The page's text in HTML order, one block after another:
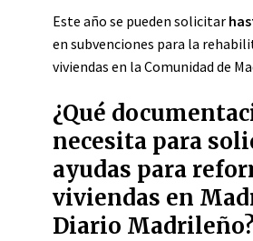
Este año se pueden solicitar
en subvenciones para la
viviendas en la Comunidad de
¿Qué
necesita para
ayudas para
viviendas en
Diario